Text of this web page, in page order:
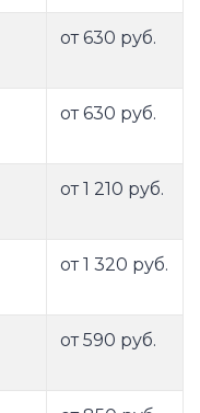
от 630 руб.
от 630 руб.
от 1 210 руб.
от 1 320 руб.
от 590 руб.